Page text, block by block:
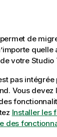
de
quelle
votre Studio
pas intégrée
. Vous devez
Installer les
des